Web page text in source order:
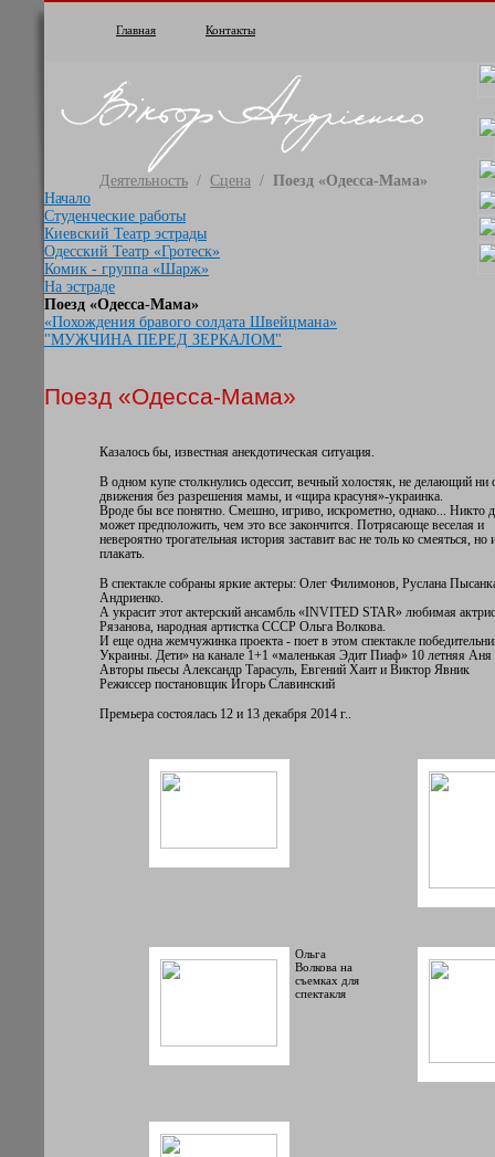
Главная Контакты
Деятельность / Сцена / Поезд «Одесса-Мама»
Начало
Студенческие работы
Киевский Театр эстрады
Одесский Театр «Гротеск»
Комик - группа «Шарж»
На эстраде
Поезд «Одесса-Мама»
«Похождения бравого солдата Швейцмана»
"МУЖЧИНА ПЕРЕД ЗЕРКАЛОМ"
Поезд «Одесса-Мама»
Казалось бы, известная анекдотическая ситуация.
В одном купе столкнулись одессит, вечный холостяк, не делающий ни
движения без разрешения мамы, и «щира красуня»-украинка.
Вроде бы все понятно. Смешно, игриво, искрометно, однако... Никто
может предположить, чем это все закончится. Потрясающе веселая и
невероятно трогательная история заставит вас не толь ко смеяться, но
плакать.
В спектакле собраны яркие актеры: Олег Филимонов, Руслана
Андриенко.
А украсит этот актерский ансамбль «INVITED STAR» любимая
Рязанова, народная артистка СССР Ольга Волкова.
И еще одна жемчужинка проекта - поет в этом спектакле
Украины. Дети» на канале 1+1 «маленькая Эдит Пиаф» 10 летняя Аня
Авторы пьесы Александр Тарасуль, Евгений Хаит и Виктор Явник
Режиссер постановщик Игорь Славинский
Премьера состоялась 12 и 13 декабря 2014 г..
Ольга
Волкова на
съемках для
спектакля